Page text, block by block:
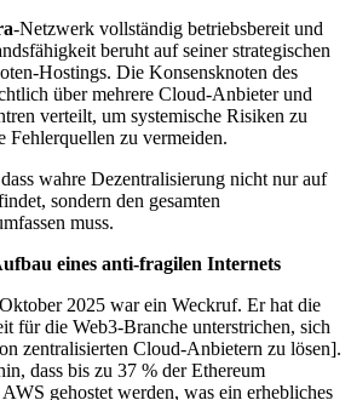
-Netzwerk vollständig betriebsbereit und
beruht auf seiner strategischen
Hostings. Die Konsensknoten des
über mehrere Cloud-Anbieter und
verteilt, um systemische Risiken zu
Fehlerquellen zu vermeiden.
wahre Dezentralisierung nicht nur auf
sondern den gesamten
muss.
eines anti-fragilen Internets
2025 war ein Weckruf. Er hat die
für die Web3-Branche unterstrichen, sich
zentralisierten Cloud-Anbietern zu lösen].
dass bis zu 37 % der Ethereum
gehostet werden, was ein erhebliches